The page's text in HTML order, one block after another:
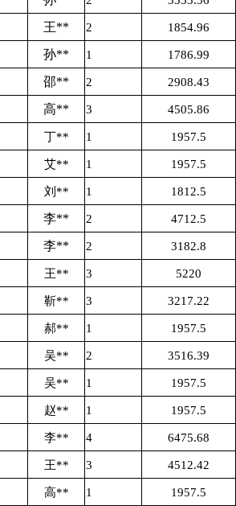
王** 2 1854.96
孙** 1 1786.99
邵** 2 2908.43
高** 3 4505.86
丁** 1 1957.5
艾** 1 1957.5
刘** 1 1812.5
李** 2 4712.5
李** 2 3182.8
王** 3 5220
靳** 3 3217.22
郝** 1 1957.5
吴** 2 3516.39
吴** 1 1957.5
赵** 1 1957.5
李** 4 6475.68
王** 3 4512.42
高** 1 1957.5